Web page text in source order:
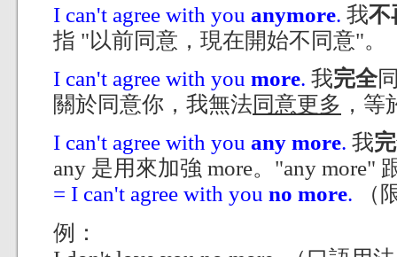
I can't agree with you anymore. 我不
指 "以前同意，現在開始不同意"。
I can't agree with you more. 我完全
關於同意你，我無法 同意更多 ，等
I can't agree with you any more. 我
any 是用來加強 more。"any more"
= I can't agree with you no more.
（
例：